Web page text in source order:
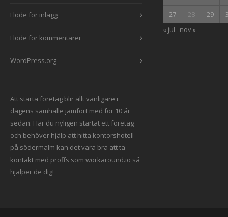
Flöde för inlägg
Flöde för kommentarer
WordPress.org
Att starta företag blir allt vanligare i
dagens samhälle jämfört med för 10 år
sedan. Har du nyligen startat ett företag
och behöver hjälp att hitta kontorshotell
på södermalm kan det vara bra att ta
kontakt med proffs som workaround.io så
hjälper de dig!
27
28 29
« jul
nov »